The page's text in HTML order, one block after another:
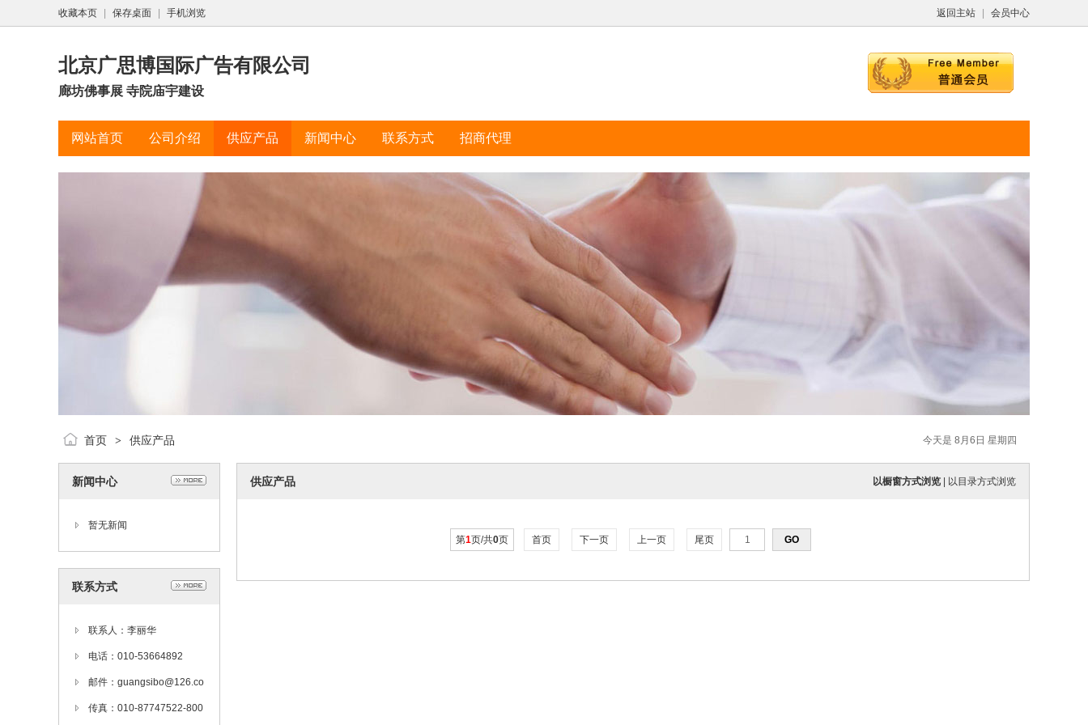
返回主站 会员中心
收藏本页 保存桌面 手机浏览
北京广思博国际广告有限公司
廊坊佛事展 寺院庙宇建设
网站首页 公司介绍 供应产品 新闻中心 联系方式 招商代理
今天是 8月6日 星期四
首页 > 供应产品
新闻中心
暂无新闻
联系方式
联系人：李丽华
电话：010-53664892
邮件：guangsibo@126.co
m
传真：010-87747522-800
以橱窗方式浏览 以目录方式浏览
供应产品
第1页/共0页 首页 下一页 上一页 尾页